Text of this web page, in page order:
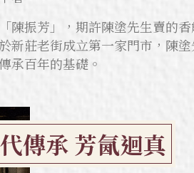
振芳」，期許陳塗先生賣的
莊老街成立第一家門市，陳
承百年的基礎。
傳承 芳氤迴真